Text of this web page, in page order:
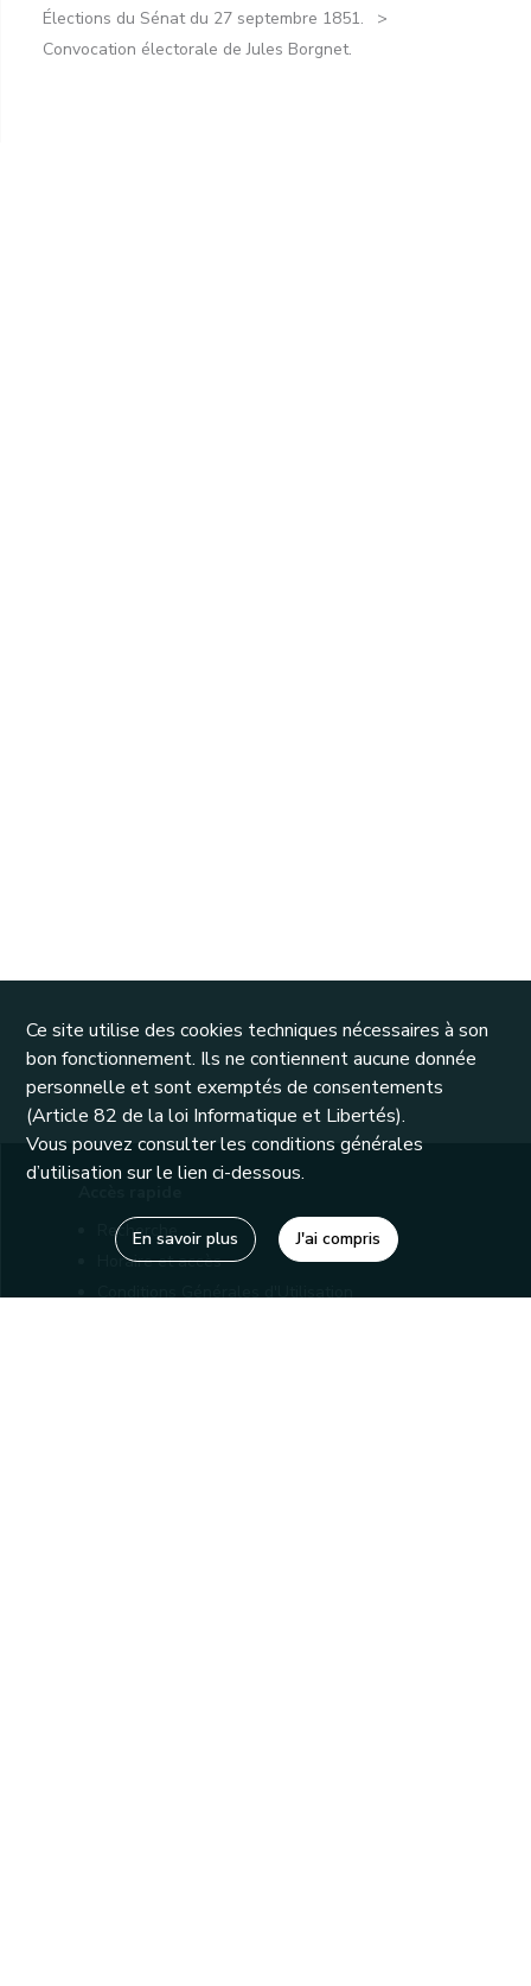
Élections du Sénat du 27 septembre 1851.
Convocation électorale de Jules Borgnet.
Recherche
Horaire et accès
Conditions Générales d'Utilisation
Ce site utilise des cookies techniques nécessaires à son
bon fonctionnement. Ils ne contiennent aucune donnée
personnelle et sont exemptés de consentements
(Article 82 de la loi Informatique et Libertés).
Vous pouvez consulter les conditions générales
d’utilisation sur le lien ci-dessous.
En savoir plus J'ai compris